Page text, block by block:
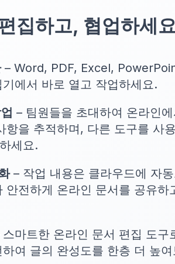
집하고, 협업하세
– Word, PDF, Excel,
에서 바로 열고 작업하세요.
– 팀원들을 초대하여 온라인
항을 추적하며, 다른 도구를 사
세요.
– 작업 내용은 클라우드에 자
안전하게 온라인 문서를 공유하
스마트한 온라인 문서 편집 도구
여 글의 완성도를 한층 더 높